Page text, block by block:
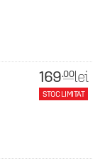
169.00lei
STOC LIMITAT